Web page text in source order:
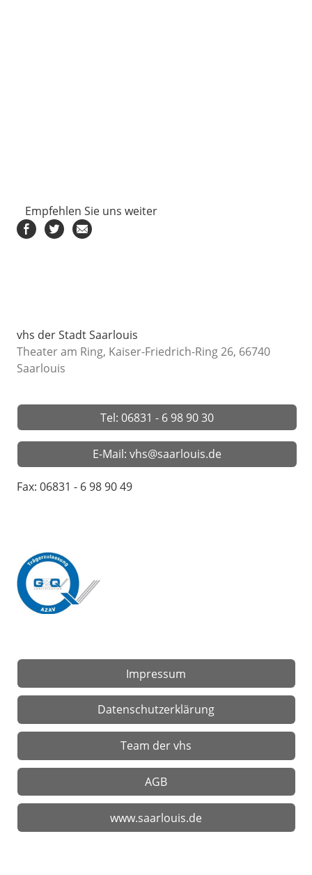
Empfehlen Sie uns weiter
vhs der Stadt Saarlouis
Theater am Ring, Kaiser-Friedrich-Ring 26, 66740
Saarlouis
Tel: 06831 - 6 98 90 30
E-Mail: vhs@saarlouis.de
Fax: 06831 - 6 98 90 49
Impressum
Datenschutzerklärung
Team der vhs
AGB
www.saarlouis.de